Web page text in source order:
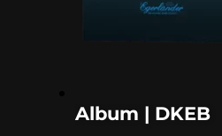
Album | DKEB